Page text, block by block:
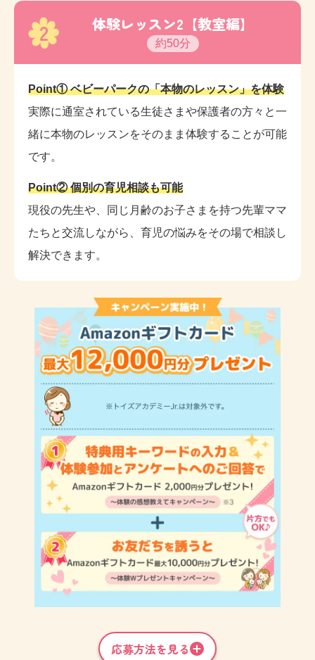
2 体験レッスン2【教室編】
約50分
Point① ベビーパークの「本物のレッスン」を体験
実際に通室されている生徒さまや保護者の方々と一
緒に本物のレッスンをそのまま体験することが可能
です。
Point② 個別の育児相談も可能
現役の先生や、同じ月齢のお子さまを持つ先輩ママ
たちと交流しながら、育児の悩みをその場で相談し
解決できます。
応募方法を見る